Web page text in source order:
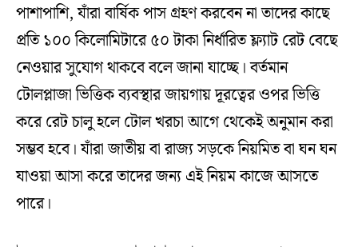
পাশাপাশি, যাঁরা বার্ষিক পাস গ্রহণ করবেন না তাদের কাছে
প্রতি ১০০ কিলোমিটারে ৫০ টাকা নির্ধারিত ফ্ল্যাট রেট বেছে
নেওয়ার সুযোগ থাকবে বলে জানা যাচ্ছে। বর্তমান
টোলপ্লাজা ভিত্তিক ব্যবস্থার জায়গায় দূরত্বের ওপর ভিত্তি
করে রেট চালু হলে টোল খরচা আগে থেকেই অনুমান করা
সম্ভব হবে। যাঁরা জাতীয় বা রাজ্য সড়কে নিয়মিত বা ঘন ঘন
যাওয়া আসা করে তাদের জন্য এই নিয়ম কাজে আসতে
পারে।